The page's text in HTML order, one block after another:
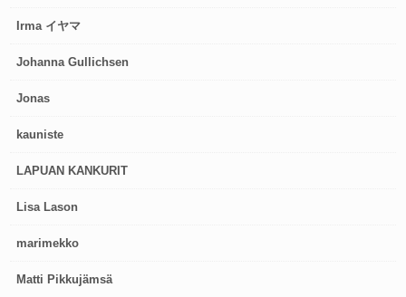
Irma イヤマ
Johanna Gullichsen
Jonas
kauniste
LAPUAN KANKURIT
Lisa Lason
marimekko
Matti Pikkujämsä